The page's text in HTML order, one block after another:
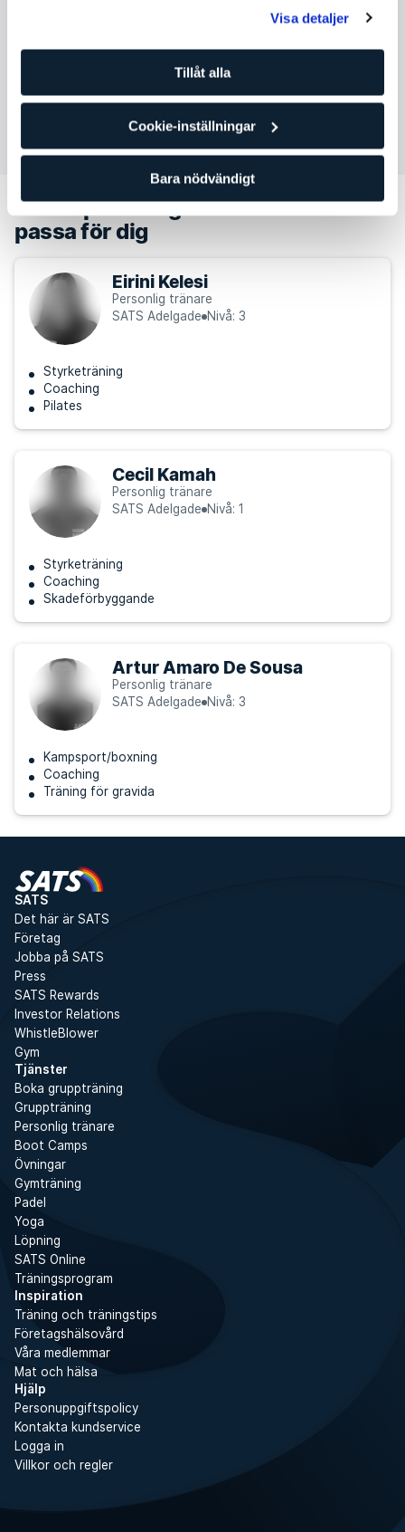
Visa detaljer
Tillåt alla
Cookie-inställningar
Bara nödvändigt
10:00 - 20:00
Kontakta Jonathan Blicher Hansen
Andra personliga tränare som kan
passa för dig
Eirini Kelesi
Personlig tränare
SATS Adelgade Nivå: 3
Styrketräning
Coaching
Pilates
Cecil Kamah
Personlig tränare
SATS Adelgade Nivå: 1
Styrketräning
Coaching
Skadeförbyggande
Artur Amaro De Sousa
Personlig tränare
SATS Adelgade Nivå: 3
Kampsport/boxning
Coaching
Träning för gravida
SATS
Det här är SATS
Företag
Jobba på SATS
Press
SATS Rewards
Investor Relations
WhistleBlower
Gym
Tjänster
Boka gruppträning
Gruppträning
Personlig tränare
Boot Camps
Övningar
Gymträning
Padel
Yoga
Löpning
SATS Online
Träningsprogram
Inspiration
Träning och träningstips
Företagshälsovård
Våra medlemmar
Mat och hälsa
Hjälp
Personuppgiftspolicy
Kontakta kundservice
Logga in
Villkor och regler